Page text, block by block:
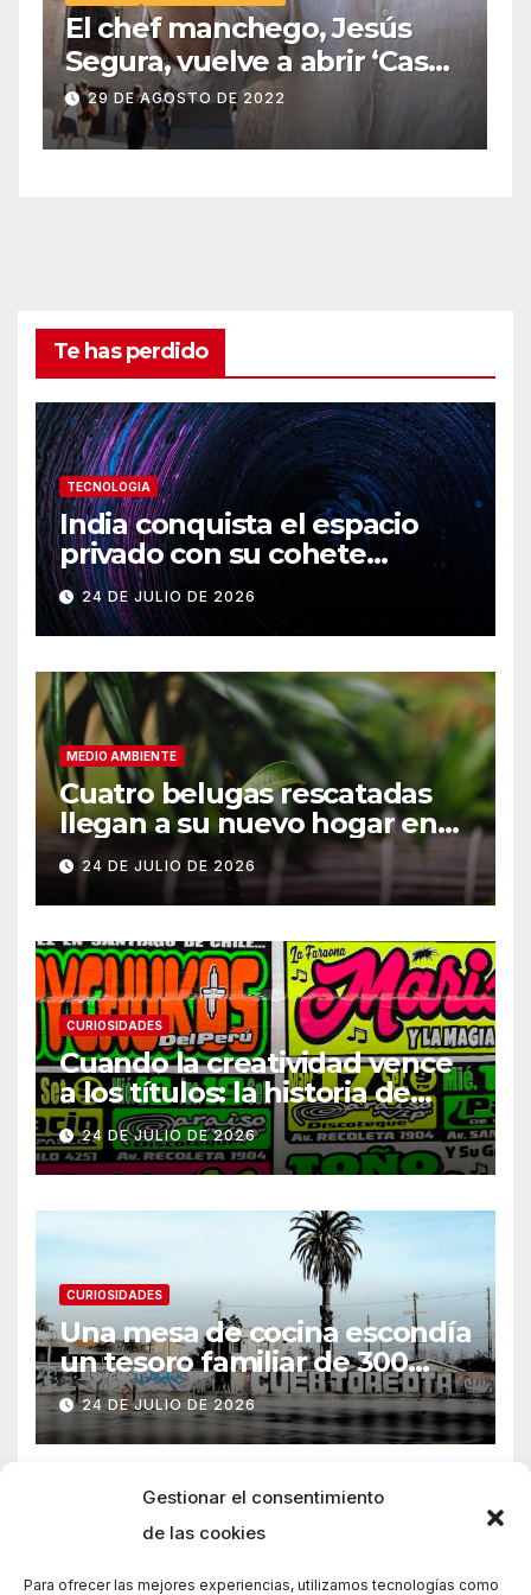
Gestionar el consentimiento
de las cookies
Para ofrecer las mejores experiencias, utilizamos tecnologías como
El chef manchego, Jesús
Segura, vuelve a abrir ‘Casas
Colgadas’, el restaurante
icónico de Cuenca
29 DE AGOSTO DE 2022
Te has perdido
TECNOLOGIA
India conquista el espacio
privado con su cohete
Vikram-1
24 DE JULIO DE 2026
MEDIO AMBIENTE
Cuatro belugas rescatadas
llegan a su nuevo hogar en
Chicago
24 DE JULIO DE 2026
CURIOSIDADES
Cuando la creatividad vence
a los títulos: la historia de
Armani
24 DE JULIO DE 2026
CURIOSIDADES
Una mesa de cocina escondía
un tesoro familiar de 300
años
24 DE JULIO DE 2026